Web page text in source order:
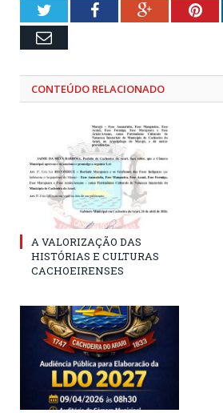
TwitterFacebookGoogle+
Email
CONTEÚDO RELACIONADO
A VALORIZAÇÃO DAS
HISTÓRIAS E CULTURAS
CACHOEIRENSES